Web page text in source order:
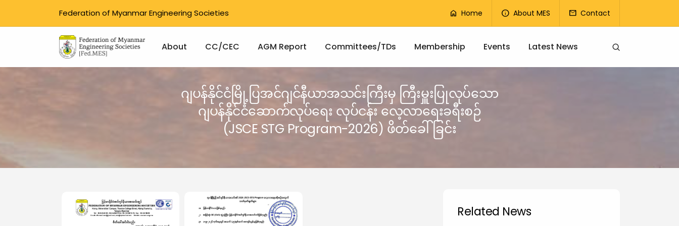
Federation of Myanmar Engineering Societies Top Menu
home Home info About MES mail Contact
Main navigation
About CC/CEC AGM Report Committees/TDs Membership Events Latest News
ဂျပန်နိုင်ငံမြို့ပြအင်ဂျင်နီယာအသင်းကြီးမှ ကြီးမှူးပြုလုပ်သော
ဂျပန်နိုင်ငံဆောက်လုပ်ရေး လုပ်ငန်း လေ့လာရေးခရီးစဉ်
(JSCE STG Program-2026) ဖိတ်ခေါ်ခြင်း
Related News